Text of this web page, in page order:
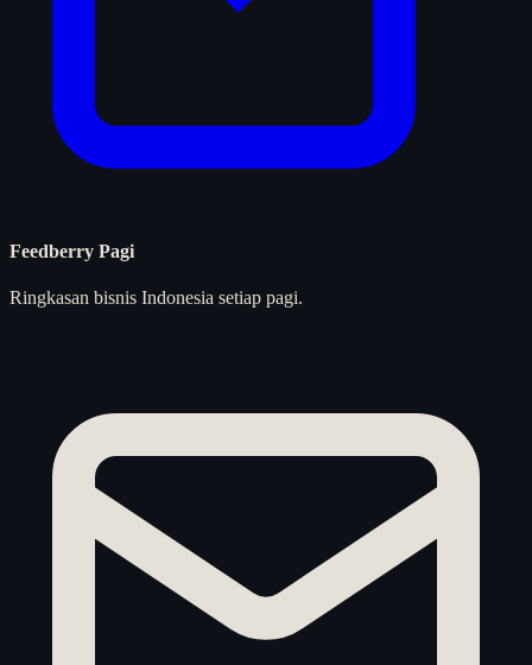
Feedberry Pagi
Ringkasan bisnis Indonesia setiap pagi.